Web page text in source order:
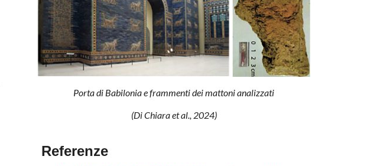
Porta di Babilonia e frammenti dei mattoni analizzati
(Di Chiara et al., 2024)
Referenze